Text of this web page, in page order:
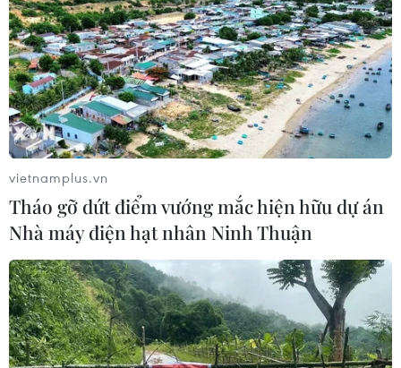
vietnamplus.vn
Tháo gỡ dứt điểm vướng mắc hiện hữu dự án
Nhà máy điện hạt nhân Ninh Thuận